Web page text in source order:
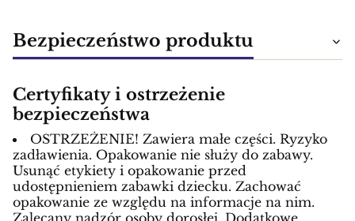
Bezpieczeństwo produktu
Certyfikaty i ostrzeżenie
bezpieczeństwa
OSTRZEŻENIE! Zawiera małe części. Ryzyko
zadławienia. Opakowanie nie służy do zabawy.
Usunąć etykiety i opakowanie przed
udostępnieniem zabawki dziecku. Zachować
opakowanie ze względu na informacje na nim.